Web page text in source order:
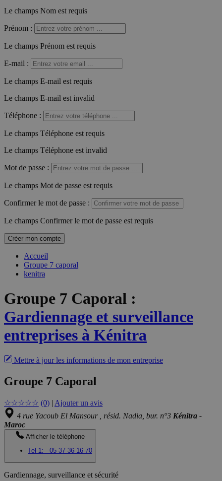
Le champs Nom est requis
Prénom :
Le champs Prénom est requis
E-mail :
Le champs E-mail est requis
Le champs E-mail est invalid
Téléphone :
Le champs Téléphone est requis
Le champs Téléphone est invalid
Mot de passe :
Le champs Mot de passe est requis
Confirmer le mot de passe :
Le champs Confirmer le mot de passe est requis
Créer mon compte
Accueil
Groupe 7 caporal
kenitra
Groupe 7 Caporal :
Gardiennage et surveillance
entreprises à Kénitra
Mettre à jour les informations de mon entreprise
Groupe 7 Caporal
☆☆☆☆☆ (0) | Ajouter un avis
4 rue Yacoub El Mansour , résid. Nadia, bur. n°3 Kénitra -
Maroc
Afficher le téléphone
Tel 1:
05 37 36 16 70
Gardiennage, surveillance et sécurité